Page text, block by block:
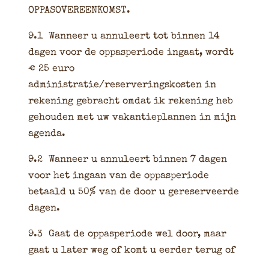
OPPASOVEREENKOMST.
9.1 Wanneer u annuleert tot binnen 14
dagen voor de oppasperiode ingaat, wordt
€ 25 euro
administratie/reserveringskosten in
rekening gebracht omdat ik rekening heb
gehouden met uw vakantieplannen in mijn
agenda.
9.2 Wanneer u annuleert binnen 7 dagen
voor het ingaan van de oppasperiode
betaald u 50% van de door u gereserveerde
dagen.
9.3 Gaat de oppasperiode wel door, maar
gaat u later weg of komt u eerder terug of